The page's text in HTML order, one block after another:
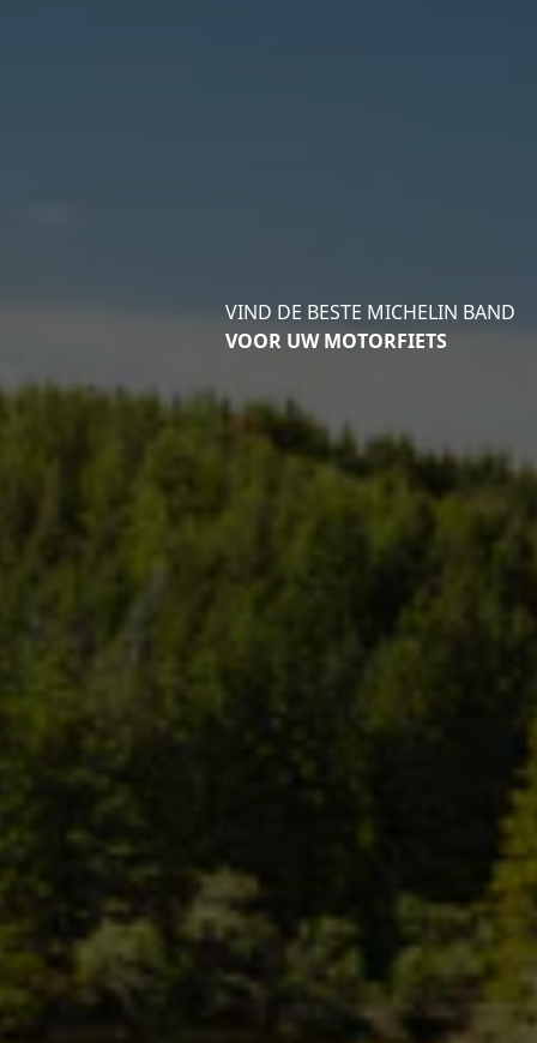
VIND DE BESTE MICHELIN BAND
VOOR UW MOTORFIETS